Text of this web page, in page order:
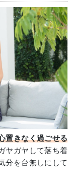
置きなく過ごせる
ヤガヤして落ち着
分を台無しにして